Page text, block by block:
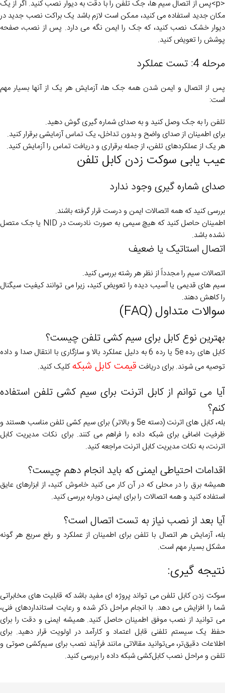
<p>پس از اتصال سیم ها، جک تلفن را با دقت به دیوار نصب کنید. اگر از یک
مکان جدید استفاده می کنید، ممکن است لازم باشد یک براکت نصب جدید در
دیوار خشک نصب کنید، که جک را ایمن نگه می دارد. پس از نصب، صفحه
پوشش را تعویض کنید.
مرحله 4: تست عملکرد
پس از اتصال و ایمن شدن همه جک ها، آزمایش هر یک از آنها بسیار مهم
است:
تلفن را به جک وصل کنید و به صدای شماره گیری گوش دهید.
برای اطمینان از صدای واضح و بدون تداخل، یک تماس آزمایشی برقرار کنید.
هر یک از عملکردهای تلفن، از جمله برقراری و دریافت تماس را آزمایش کنید.
عیب یابی سوکت زدن کابل تلفن
صدای شماره گیری وجود ندارد
بررسی کنید که همه اتصالات ایمن و درست قرار گرفته باشند.
اطمینان حاصل کنید که هیچ سیمی به صورت نادرست در NID یا جک متصل
نشده باشد.
اتصال استاتیک یا ضعیف
اتصالات سیم را مجدداً از نظر هر رشته بررسی کنید.
سیم های قدیمی یا آسیب دیده را تعویض کنید، زیرا می توانند کیفیت سیگنال
را کاهش دهند.
سوالات متداول (FAQ)
بهترین نوع کابل برای سیم کشی تلفن چیست؟
کابل های رده 5e یا رده 6 به دلیل عملکرد بالا و سازگاری با انتقال صدا و داده
توصیه می شوند. برای دریافت قیمت کابل شبکهکلیک کنید.
آیا می توانم از کابل اترنت برای سیم کشی تلفن استفاده
کنم؟
بله، کابل های اترنت (دسته 5e و بالاتر) برای سیم کشی تلفن مناسب هستند و
ظرفیت اضافی برای شبکه داده را فراهم می کنند. برای نکات مدیریت کابل
اترنت، به نکات مدیریت کابل اترنت مراجعه کنید.
اقدامات احتیاطی ایمنی که باید انجام دهم چیست؟
همیشه برق را در محلی که در آن کار می کنید خاموش کنید، از ابزارهای عایق
استفاده کنید و همه اتصالات را برای ایمنی دوباره بررسی کنید.
آیا بعد از نصب نیاز به تست اتصال است؟
بله، آزمایش هر اتصال با تلفن برای اطمینان از عملکرد و رفع سریع هر گونه
مشکل بسیار مهم است.
نتیجه گیری:
سوکت زدن کابل تلفن می تواند پروژه ای مفید باشد که قابلیت های مخابراتی
شما را افزایش می دهد. با انجام مراحل ذکر شده و رعایت استانداردهای فنی،
می توانید از نصب موفق اطمینان حاصل کنید. همیشه ایمنی و دقت را برای
حفظ یک سیستم تلفنی قابل اعتماد و کارآمد در اولویت قرار دهید. برای
اطلاعات دقیق‌تر، می‌توانید مقالاتی مانند فرآیند نصب برای سیم‌کشی صوتی و
تلفن و مراحل نصب کابل‌کشی شبکه داده را بررسی کنید.